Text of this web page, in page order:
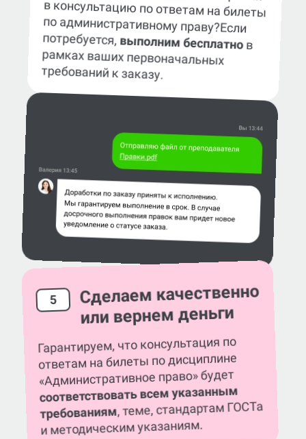
по административному праву?Если
потребуется, выполним бесплатнов
рамках ваших первоначальных
требований к заказу.
5 Сделаем качественно
или вернем деньги
Гарантируем, что консультация по
ответам на билеты по дисциплине
«Административное право» будет
соответствовать всем указанным
требованиям, теме, стандартам ГОСТа
и методическим указаниям.